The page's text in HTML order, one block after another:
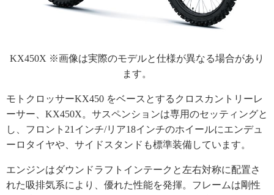
KX450X ※画像は実際のモデルと仕様が異なる場合があり
ます。
モトクロッサーKX450 をベースとするクロスカントリーレ
ーサー、KX450X。サスペンションは専用のセッティングと
し、フロント21インチ/リア18インチのホイールにエンデュ
ーロタイヤや、サイドスタンドも標準装備しています。
エンジンはダウンドラフトインテークと左右対称に配置さ
れた吸排気系により、優れた性能を発揮。フレームは剛性